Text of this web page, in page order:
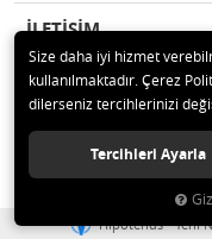
İLETİŞİM
© 2020 ESA ÖLÇÜM VE
Hipotenüs Yeni
Size daha iyi hizmet
kullanılmaktadır. Çerez
dilerseniz tercihlerinizi
Tercihleri Ayarla